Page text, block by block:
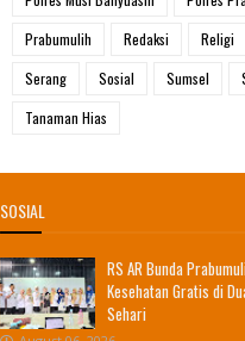
Prabumulih
Redaksi Religi
Serang
Sosial Sumsel
Tanaman Hias
SOSIAL
RS AR Bunda
Kesehatan Gratis di
Sehari